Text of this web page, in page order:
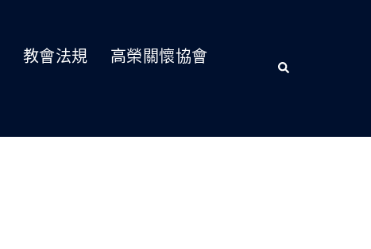
教會法規
高榮關懷協會